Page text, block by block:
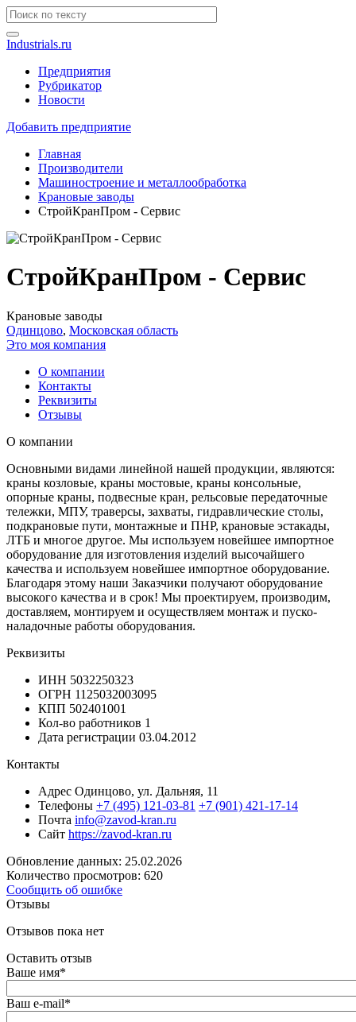
Industrials.ru
Предприятия
Рубрикатор
Новости
Добавить предприятие
Главная
Производители
Машиностроение и металлообработка
Крановые заводы
СтройКранПром - Сервис
СтройКранПром - Сервис
Крановые заводы
Одинцово, Московская область
Это моя компания
О компании
Контакты
Реквизиты
Отзывы
О компании
Основными видами линейной нашей продукции, являются:
краны козловые, краны мостовые, краны консольные,
опорные краны, подвесные кран, рельсовые передаточные
тележки, МПУ, траверсы, захваты, гидравлические столы,
подкрановые пути, монтажные и ПНР, крановые эстакады,
ЛТБ и многое другое. Мы используем новейшее импортное
оборудование для изготовления изделий высочайшего
качества и используем новейшее импортное оборудование.
Благодаря этому наши Заказчики получают оборудование
высокого качества и в срок! Мы проектируем, производим,
доставляем, монтируем и осуществляем монтаж и пуско-
наладочные работы оборудования.
Реквизиты
ИНН 5032250323
ОГРН 1125032003095
КПП 502401001
Кол-во работников 1
Дата регистрации 03.04.2012
Контакты
Адрес Одинцово, ул. Дальняя, 11
Телефоны +7 (495) 121-03-81 +7 (901) 421-17-14
Почта info@zavod-kran.ru
Сайт https://zavod-kran.ru
Обновление данных: 25.02.2026
Количество просмотров: 620
Сообщить об ошибке
Отзывы
Отзывов пока нет
Оставить отзыв
Ваше имя*
Ваш e-mail*